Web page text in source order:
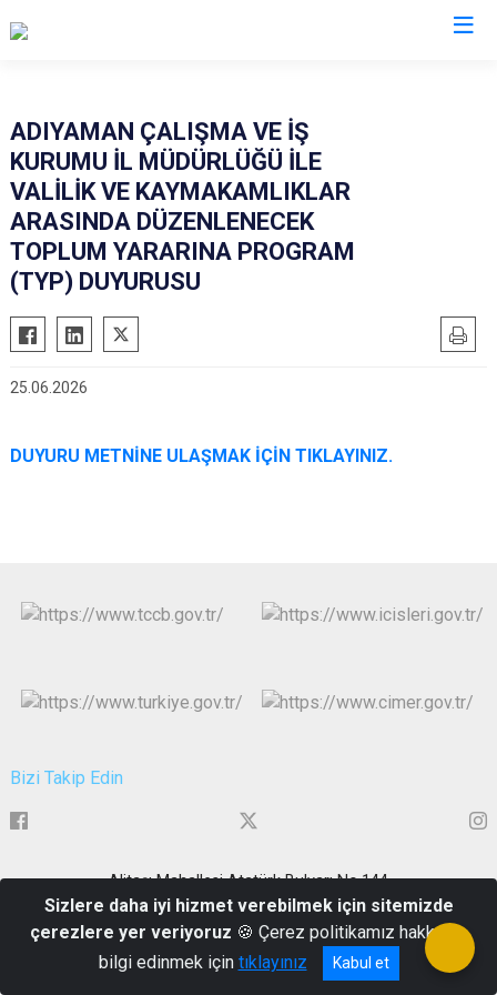
ADIYAMAN ÇALIŞMA VE İŞ
KURUMU İL MÜDÜRLÜĞÜ İLE
VALİLİK VE KAYMAKAMLIKLAR
ARASINDA DÜZENLENECEK
TOPLUM YARARINA PROGRAM
(TYP) DUYURUSU
25.06.2026
DUYURU METNİNE ULAŞMAK İÇİN TIKLAYINIZ.
Bizi Takip Edin
Alitaşı Mahallesi Atatürk Bulvarı No.144
+90 (0416) 219 21 00 - (0416) 219 21 01-02-03-04
Sizlere daha iyi hizmet verebilmek için sitemizde
çerezlere yer veriyoruz 🍪 Çerez politikamız hakkında
bilgi edinmek için tıklayınız Kabul et